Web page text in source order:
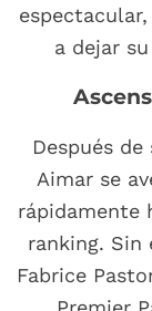
a dejar
Después
Aimar se
rápidamente
ranking. Sin
Fabrice